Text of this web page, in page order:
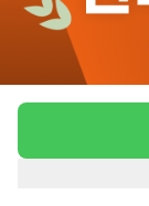
근무요일
근무시간